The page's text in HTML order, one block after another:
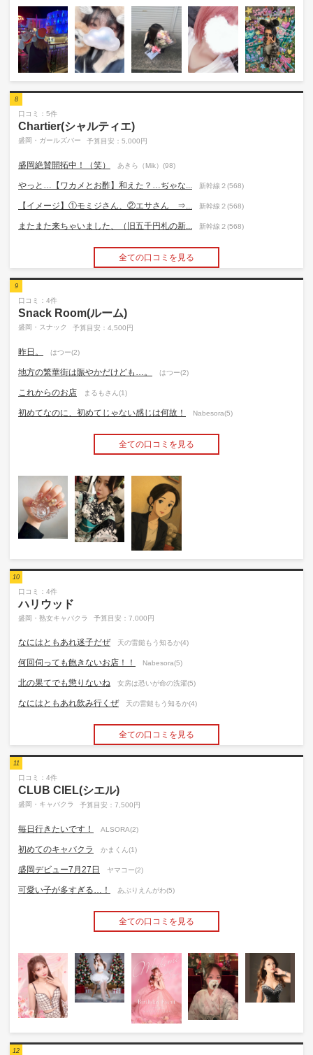
8
口コミ：5件
Chartier(シャルティエ)
盛岡・ガールズバー 予算目安：5,000円
盛岡絶賛開拓中！（笑） あきら（Mik）(98)
やっと…【ワカメとお酢】和えた？…ぢゃな... 新幹線２(568)
【イメージ】①モミジさん、②エサさん ⇒... 新幹線２(568)
またまた来ちゃいました、（旧五千円札の新... 新幹線２(568)
全ての口コミを見る
9
口コミ：4件
Snack Room(ルーム)
盛岡・スナック 予算目安：4,500円
昨日。 はつー(2)
地方の繁華街は賑やかだけども…。 はつー(2)
これからのお店 まるもさん(1)
初めてなのに、初めてじゃない感じは何故！ Nabesora(5)
全ての口コミを見る
10
口コミ：4件
ハリウッド
盛岡・熟女キャバクラ 予算目安：7,000円
なにはともあれ迷子だぜ 天の雷鎚もう知るか(4)
何回伺っても飽きないお店！！ Nabesora(5)
北の果てでも懲りないね 女房は恐いが命の洗濯(5)
なにはともあれ飲み行くぜ 天の雷鎚もう知るか(4)
全ての口コミを見る
11
口コミ：4件
CLUB CIEL(シエル)
盛岡・キャバクラ 予算目安：7,500円
毎日行きたいです！ ALSORA(2)
初めてのキャバクラ かまくん(1)
盛岡デビュー7月27日 ヤマコー(2)
可愛い子が多すぎる…！ あぶりえんがわ(5)
全ての口コミを見る
12